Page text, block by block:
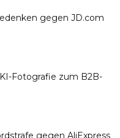
gegen JD.com
Fotografie zum B2B-
gegen AliExpress